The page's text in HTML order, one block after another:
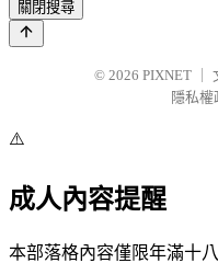
關閉搜尋
© 2026 PIXNET
隱私權
⚠️
成人內容提醒
本部落格內容僅限年滿十